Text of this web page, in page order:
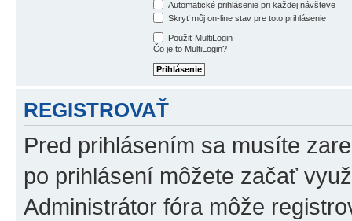
Automatické prihlásenie pri každej návšteve
Skryť môj on-line stav pre toto prihlásenie
Použiť MultiLogin
Čo je to MultiLogin?
REGISTROVAŤ
Pred prihlásením sa musíte
po prihlásení môžete začať
Administrátor fóra môže